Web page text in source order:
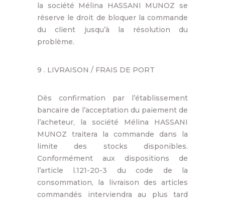
la société Mélina HASSANI MUNOZ se
réserve le droit de bloquer la commande
du client jusqu’à la résolution du
problème.
9 . LIVRAISON / FRAIS DE PORT
Dès confirmation par l’établissement
bancaire de l’acceptation du paiement de
l’acheteur, la société Mélina HASSANI
MUNOZ traitera la commande dans la
limite des stocks disponibles.
Conformément aux dispositions de
l’article l.121-20-3 du code de la
consommation, la livraison des articles
commandés interviendra au plus tard